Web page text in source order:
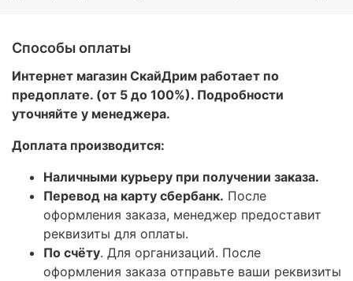
Способы оплаты
Интернет магазин СкайДрим работает по
предоплате. (от 5 до 100%). Подробности
уточняйте у менеджера.
Доплата производится:
Наличными курьеру при получении заказа.
Перевод на карту сбербанк. После
оформления заказа, менеджер предоставит
реквизиты для оплаты.
По счёту. Для организаций. После
оформления заказа отправьте ваши реквизиты